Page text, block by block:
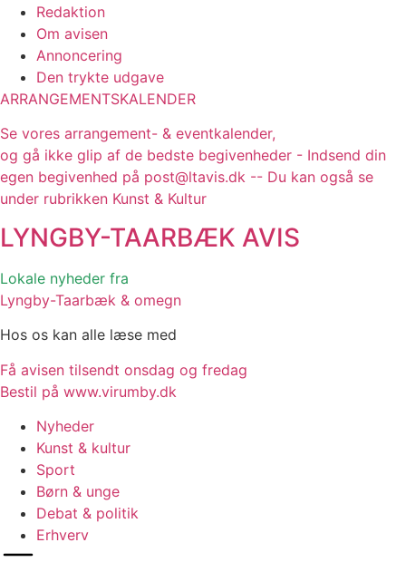
Redaktion
Om avisen
Annoncering
Den trykte udgave
ARRANGEMENTSKALENDER
Se vores arrangement- & eventkalender,
og gå ikke glip af de bedste begivenheder - Indsend din
egen begivenhed på post@ltavis.dk -- Du kan også se
under rubrikken Kunst & Kultur
LYNGBY-TAARBÆK AVIS
Lokale nyheder fra
Lyngby-Taarbæk & omegn
Hos os kan alle læse med
Få avisen tilsendt onsdag og fredag
Bestil på www.virumby.dk
Nyheder
Kunst & kultur
Sport
Børn & unge
Debat & politik
Erhverv